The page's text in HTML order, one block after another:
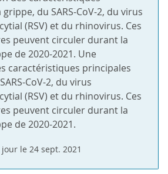
du SARS-CoV-2, du virus
(RSV) et du rhinovirus. Ces
peuvent circuler durant la
de 2020-2021. Une
caractéristiques principales
CoV-2, du virus
(RSV) et du rhinovirus. Ces
peuvent circuler durant la
de 2020-2021.
le 24 sept. 2021